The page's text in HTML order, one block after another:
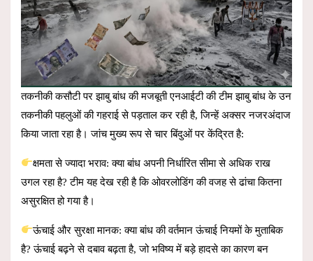
तकनीकी कसौटी पर झाबु बांध की मजबूती एनआईटी की टीम झाबु बांध के उन
तकनीकी पहलुओं की गहराई से पड़ताल कर रही है, जिन्हें अक्सर नजरअंदाज
किया जाता रहा है। जांच मुख्य रूप से चार बिंदुओं पर केंद्रित है:
क्षमता से ज्यादा भराव: क्या बांध अपनी निर्धारित सीमा से अधिक राख
उगल रहा है? टीम यह देख रही है कि ओवरलोडिंग की वजह से ढांचा कितना
असुरक्षित हो गया है।
ऊंचाई और सुरक्षा मानक: क्या बांध की वर्तमान ऊंचाई नियमों के मुताबिक
है? ऊंचाई बढ़ने से दबाव बढ़ता है, जो भविष्य में बड़े हादसे का कारण बन